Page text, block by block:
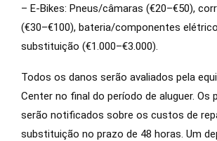
– E-Bikes: Pneus/câmaras (€20–€50),
(€30–€100), bateria/componentes
substituição (€1.000–€3.000).
Todos os danos serão avaliados pela
Center no final do período de aluguer. Os
serão notificados sobre os custos de
substituição no prazo de 48 horas. Um